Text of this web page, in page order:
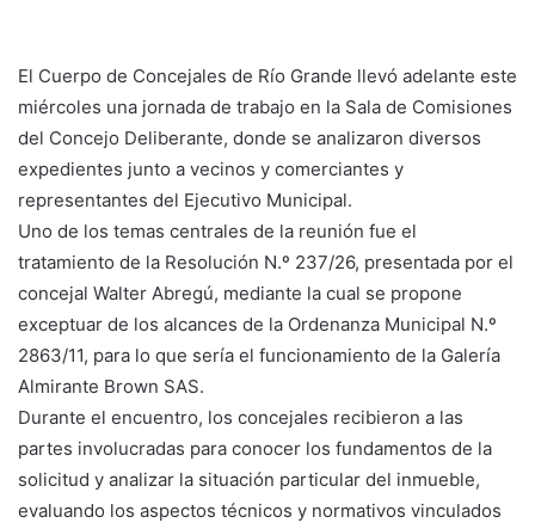
El Cuerpo de Concejales de Río Grande llevó adelante este
miércoles una jornada de trabajo en la Sala de Comisiones
del Concejo Deliberante, donde se analizaron diversos
expedientes junto a vecinos y comerciantes y
representantes del Ejecutivo Municipal.
Uno de los temas centrales de la reunión fue el
tratamiento de la Resolución N.º 237/26, presentada por el
concejal Walter Abregú, mediante la cual se propone
exceptuar de los alcances de la Ordenanza Municipal N.º
2863/11, para lo que sería el funcionamiento de la Galería
Almirante Brown SAS.
Durante el encuentro, los concejales recibieron a las
partes involucradas para conocer los fundamentos de la
solicitud y analizar la situación particular del inmueble,
evaluando los aspectos técnicos y normativos vinculados